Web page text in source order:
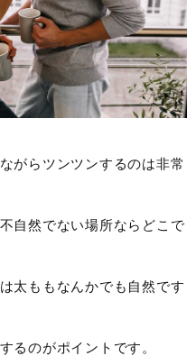
がらツンツンするのは非常
自然でない場所ならどこで
太ももなんかでも自然です
るのがポイントです。